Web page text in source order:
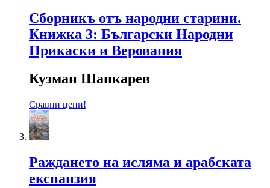
Сборникъ отъ народни старини.
Книжка 3: Български Народни
Прикаски и Верования
Кузман Шапкарев
Сравни цени!
Раждането на исляма и арабската
експанзия